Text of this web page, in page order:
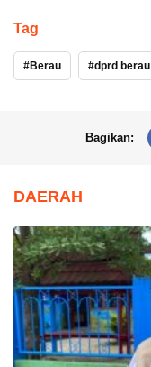
Tag
Berau dprd berau
Bagikan:
DAERAH